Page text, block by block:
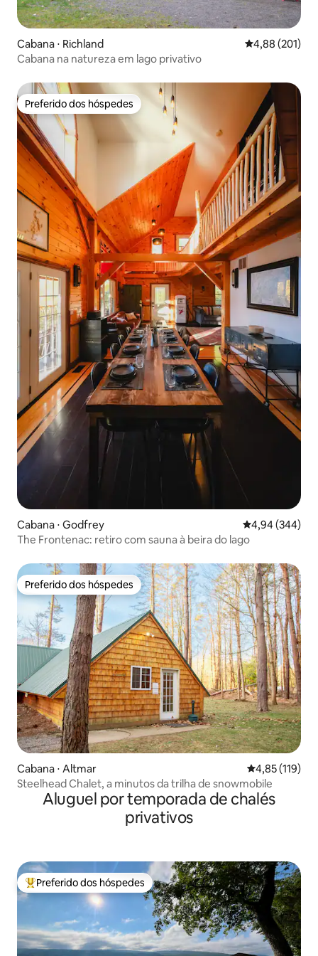
Cabana ⋅ Richland 4,88 de uma
4,88 (201)
Cabana na natureza em lago privativo
Preferido dos hóspedes
Preferido dos hóspedes
Cabana ⋅ Godfrey 4,94 de uma
4,94 (344)
The Frontenac: retiro com sauna à beira do lago
Preferido dos hóspedes
Preferido dos hóspedes
Cabana ⋅ Altmar 4,85 de uma
4,85 (119)
Steelhead Chalet, a minutos da trilha de snowmobile
Aluguel por temporada de chalés
privativos
Entre os melhores preferidos dos hóspedes
Preferido dos hóspedes